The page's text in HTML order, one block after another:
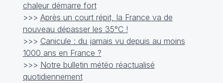
chaleur démarre fort
>>> Après un court répit, la France va de
nouveau dépasser les 35°C !
>>> Canicule : du jamais vu depuis au moins
1000 ans en France ?
>>> Notre bulletin météo réactualisé
quotidiennement